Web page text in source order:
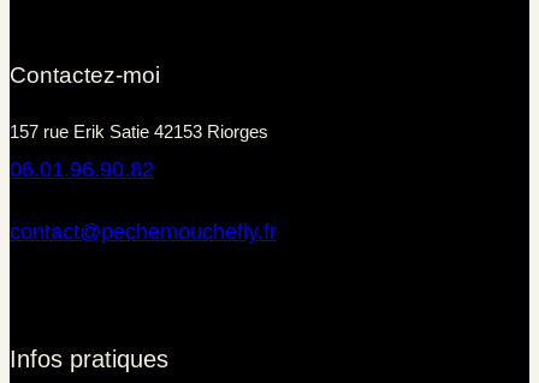
Contactez-moi
157 rue Erik Satie 42153 Riorges
06.01.96.90.82
contact@pechemouchefly.fr
Infos pratiques